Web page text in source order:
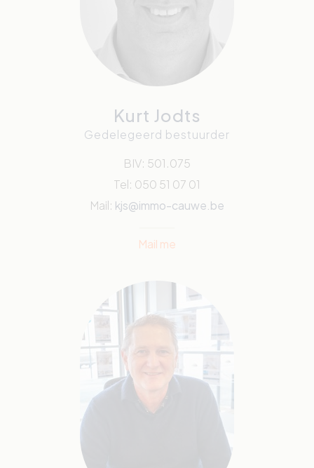
Kurt Jodts
Gedelegeerd bestuurder
BIV: 501.075
Tel: 050 51 07 01
Mail: kjs@immo-cauwe.be
Mail me